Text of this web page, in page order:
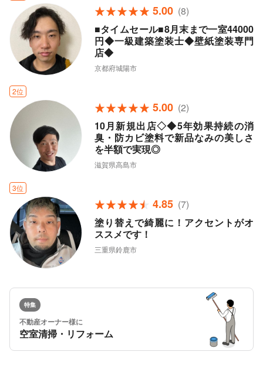
5.00 (8)
■タイムセール■8月末まで一室44000
円◆一級建築塗装士◆壁紙塗装専門
店◆
京都府城陽市
2位
5.00 (2)
10月新規出店◇◆5年効果持続の消
臭・防カビ塗料で新品なみの美しさ
を半額で実現◎
滋賀県高島市
3位
4.85 (7)
塗り替えで綺麗に！アクセントがオ
ススメです！
三重県鈴鹿市
特集
不動産オーナー様に
空室清掃・リフォーム